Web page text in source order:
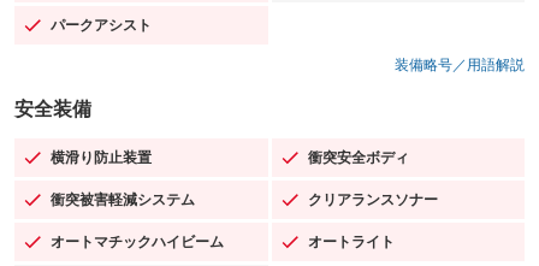
パークアシスト
：装備あり
装備略号／用語解説
安全装備
横滑り防止装置
：装備あり 衝突安全ボディ
：装備あり
衝突被害軽減システム
：装備あり クリアランスソナー
：装備あり
オートマチックハイビーム
：装備あり オートライト
：装備あり